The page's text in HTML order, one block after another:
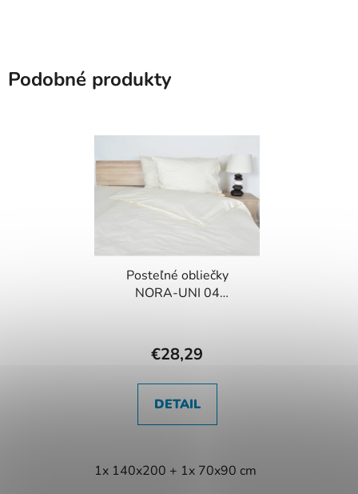
Podobné produkty
Posteľné obliečky
NORA-UNI 04
€28,29
DETAIL
1x 140x200 + 1x 70x90 cm